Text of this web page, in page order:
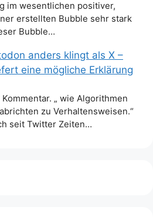
im wesentlichen positiver,
erstellten Bubble sehr stark
Bubble…
anders klingt als X –
eine mögliche Erklärung
„ wie Algorithmen
zu Verhaltensweisen.“
seit Twitter Zeiten…